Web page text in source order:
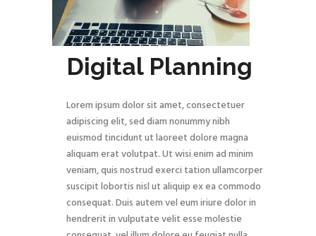
Digital Planning
Lorem ipsum dolor sit amet, consectetuer
adipiscing elit, sed diam nonummy nibh
euismod tincidunt ut laoreet dolore magna
aliquam erat volutpat. Ut wisi enim ad minim
veniam, quis nostrud exerci tation ullamcorper
suscipit lobortis nisl ut aliquip ex ea commodo
consequat. Duis autem vel eum iriure dolor in
hendrerit in vulputate velit esse molestie